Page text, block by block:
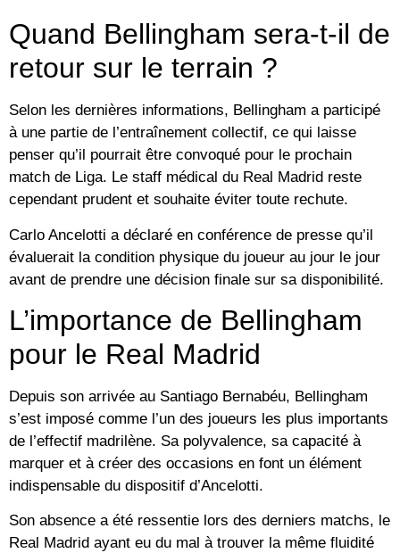
Quand Bellingham sera-t-il de
retour sur le terrain ?
Selon les dernières informations, Bellingham a participé
à une partie de l’entraînement collectif, ce qui laisse
penser qu’il pourrait être convoqué pour le prochain
match de Liga. Le staff médical du Real Madrid reste
cependant prudent et souhaite éviter toute rechute.
Carlo Ancelotti a déclaré en conférence de presse qu’il
évaluerait la condition physique du joueur au jour le jour
avant de prendre une décision finale sur sa disponibilité.
L’importance de Bellingham
pour le Real Madrid
Depuis son arrivée au Santiago Bernabéu, Bellingham
s’est imposé comme l’un des joueurs les plus importants
de l’effectif madrilène. Sa polyvalence, sa capacité à
marquer et à créer des occasions en font un élément
indispensable du dispositif d’Ancelotti.
Son absence a été ressentie lors des derniers matchs, le
Real Madrid ayant eu du mal à trouver la même fluidité